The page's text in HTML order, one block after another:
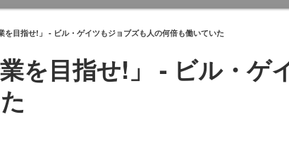
を目指せ!」 - ビル・ゲイツもジョブズも人の何倍も働いていた
を目指せ!」 - ビル・ゲ